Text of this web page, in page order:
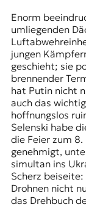
Enorm beeindruckend sind die Videos, die die auf den
umliegenden
jungen
geschieht; sie
brennender
hat Putin nicht
auch das
hoffnungslos
Selenski habe
die Feier zum 8.
genehmigt,
simultan ins
Scherz
Drohnen nicht
das Drehbuch